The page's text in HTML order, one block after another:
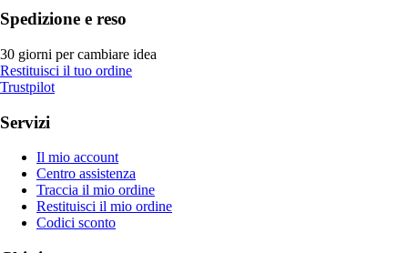
Spedizione e reso
30 giorni per cambiare idea
Restituisci il tuo ordine
Trustpilot
Servizi
Il mio account
Centro assistenza
Traccia il mio ordine
Restituisci il mio ordine
Codici sconto